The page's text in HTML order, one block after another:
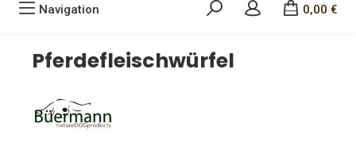
Navigation 0,00 €
Pferdefleischwürfel